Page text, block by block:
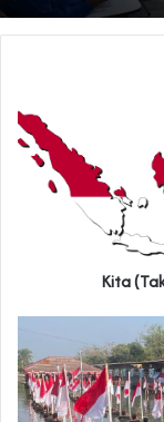
Kita